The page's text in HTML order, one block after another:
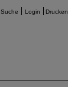
Suche Login Drucken